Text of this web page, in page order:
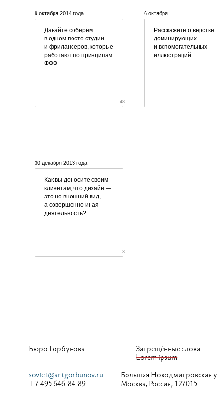
9 октября 2014 года
Давайте соберём
в одном посте студии
и фрилансеров, которые
работают по принципам
ФФФ
48
6 октября
Расскажите о вёрстке
доминирующих
и вспомогательных
иллюстраций
30 декабря 2013 года
Как вы доносите своим
клиентам, что дизайн —
это не внешний вид,
а совершенно иная
деятельность?
3
Бюро Горбунова
Запрещённые слова
Lorem ipsum
soviet@artgorbunov.ru
+7 495 646-84-89
Большая Новодмитровская
Москва, Россия, 127015